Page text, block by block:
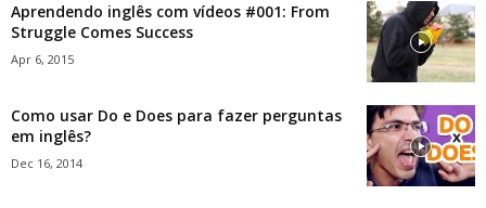
Aprendendo inglês com vídeos #001: From
Struggle Comes Success
Apr 6, 2015
Como usar Do e Does para fazer perguntas
em inglês?
Dec 16, 2014